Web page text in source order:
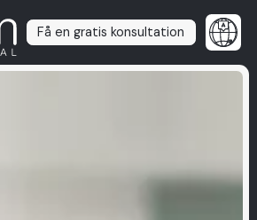
Få en gratis konsultation